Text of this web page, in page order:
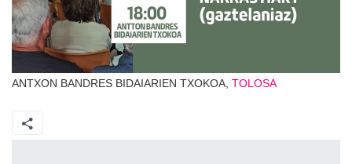
ANTXON BANDRES BIDAIARIEN TXOKOA, TOLOSA